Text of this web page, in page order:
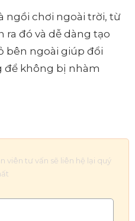
ngồi chơi ngoài trời, từ
ra đó và dễ dàng tạo
bên ngoài giúp đổi
để không bị nhàm
viên tư vấn sẽ liên hệ lại quý